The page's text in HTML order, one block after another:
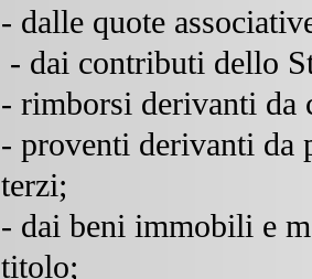
- dalle quote
- dai contributi dello
- rimborsi derivanti da
- proventi derivanti da
terzi;
- dai beni immobili e
titolo;